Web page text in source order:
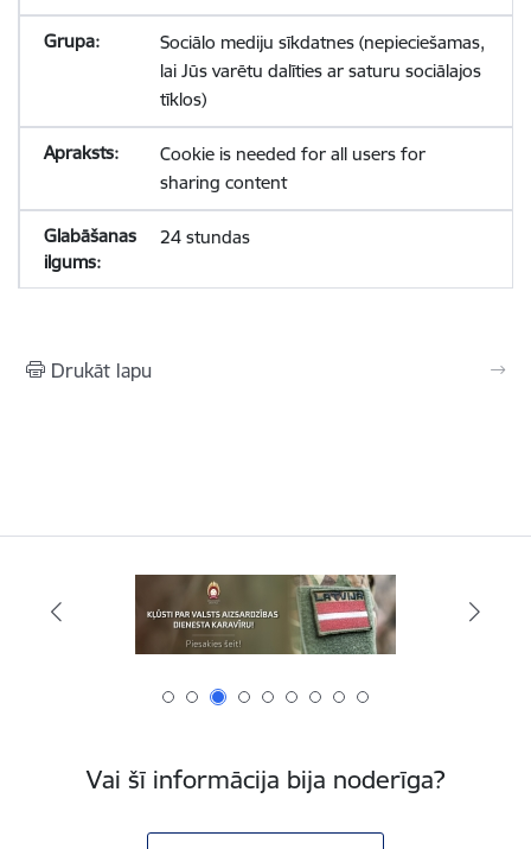
Sociālo mediju sīkdatnes (nepieciešamas,
lai Jūs varētu dalīties ar saturu sociālajos
tīklos)
Cookie is needed for all users for
sharing content
24 stundas
Drukāt lapu
Vai šī informācija bija noderīga?